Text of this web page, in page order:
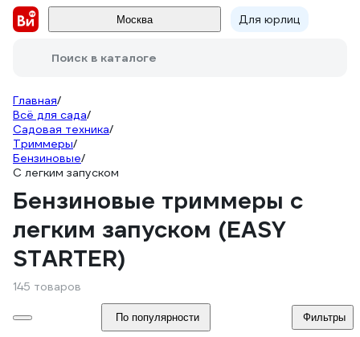
Москва Для юрлиц
Поиск в каталоге
Главная/
Всё для сада/
Садовая техника/
Триммеры/
Бензиновые/
С легким запуском
Бензиновые триммеры с
легким запуском (EASY
STARTER)
145 товаров
По популярности Фильтры